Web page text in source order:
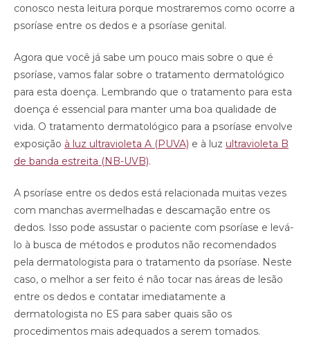
conosco nesta leitura porque mostraremos como ocorre a
psoríase entre os dedos e a psoríase genital.
Agora que você já sabe um pouco mais sobre o que é
psoríase, vamos falar sobre o tratamento dermatológico
para esta doença. Lembrando que o tratamento para esta
doença é essencial para manter uma boa qualidade de
vida. O tratamento dermatológico para a psoríase envolve
exposição à luz ultravioleta A (PUVA) e à luz ultravioleta B
de banda estreita (NB-UVB).
A psoríase entre os dedos está relacionada muitas vezes
com manchas avermelhadas e descamação entre os
dedos. Isso pode assustar o paciente com psoríase e levá-
lo à busca de métodos e produtos não recomendados
pela dermatologista para o tratamento da psoríase. Neste
caso, o melhor a ser feito é não tocar nas áreas de lesão
entre os dedos e contatar imediatamente a
dermatologista no ES para saber quais são os
procedimentos mais adequados a serem tomados.